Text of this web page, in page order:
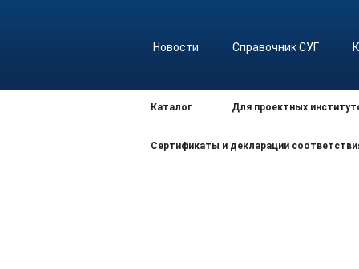
Новости Справочник СУГ
Каталог Для проектных
Сертификаты и декларации